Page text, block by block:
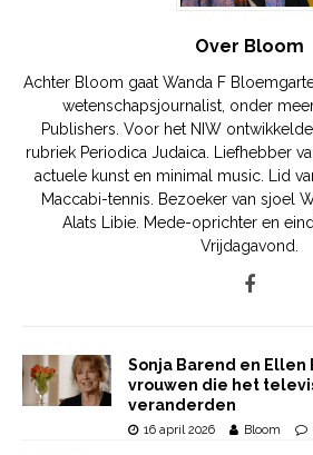
Over Bloom
Achter Bloom gaat Wanda F
wetenschapsjournalist, onder
Publishers. Voor het NIW
rubriek Periodica Judaica. Liefhebber
actuele kunst en minimal music. Lid
Maccabi-tennis. Bezoeker van sjoel
Alats Libie. Mede-oprichter en
Vrijdagavond.
Sonja Barend en
vrouwen die het
veranderden
16 april 2026 Bloom